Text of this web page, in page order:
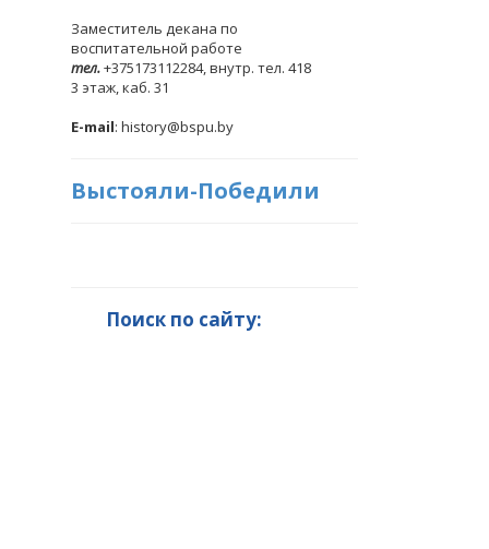
Заместитель декана по
воспитательной работе
тел.+375173112284, внутр. тел. 418
3 этаж, каб. 31
E-mail: history@bspu.by
Выстояли-Победили
Поиск по сайту: